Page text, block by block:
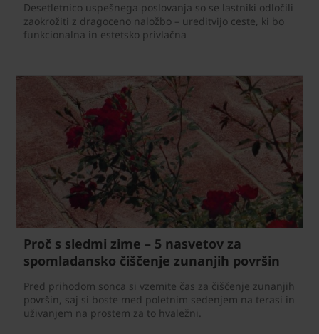
Desetletnico uspešnega poslovanja so se lastniki odločili
zaokrožiti z dragoceno naložbo – ureditvijo ceste, ki bo
funkcionalna in estetsko privlačna
Proč s sledmi zime – 5 nasvetov za
spomladansko čiščenje zunanjih površin
Pred prihodom sonca si vzemite čas za čiščenje zunanjih
površin, saj si boste med poletnim sedenjem na terasi in
uživanjem na prostem za to hvaležni.